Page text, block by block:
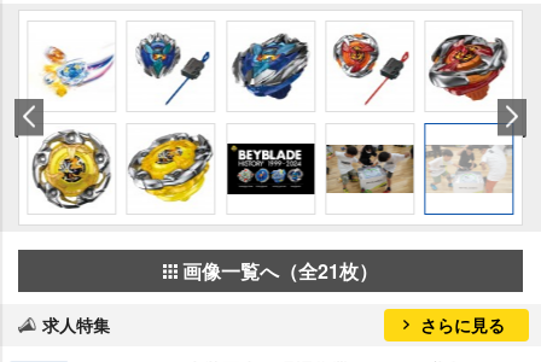
画像一覧へ（全21枚）
求人特集 さらに見る